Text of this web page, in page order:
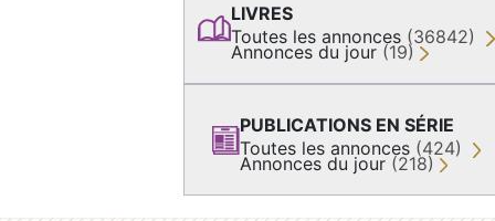
LIVRES
Toutes les annonces (36842)
Annonces du jour (19)
PUBLICATIONS EN SÉRIE
Toutes les annonces (424)
Annonces du jour (218)